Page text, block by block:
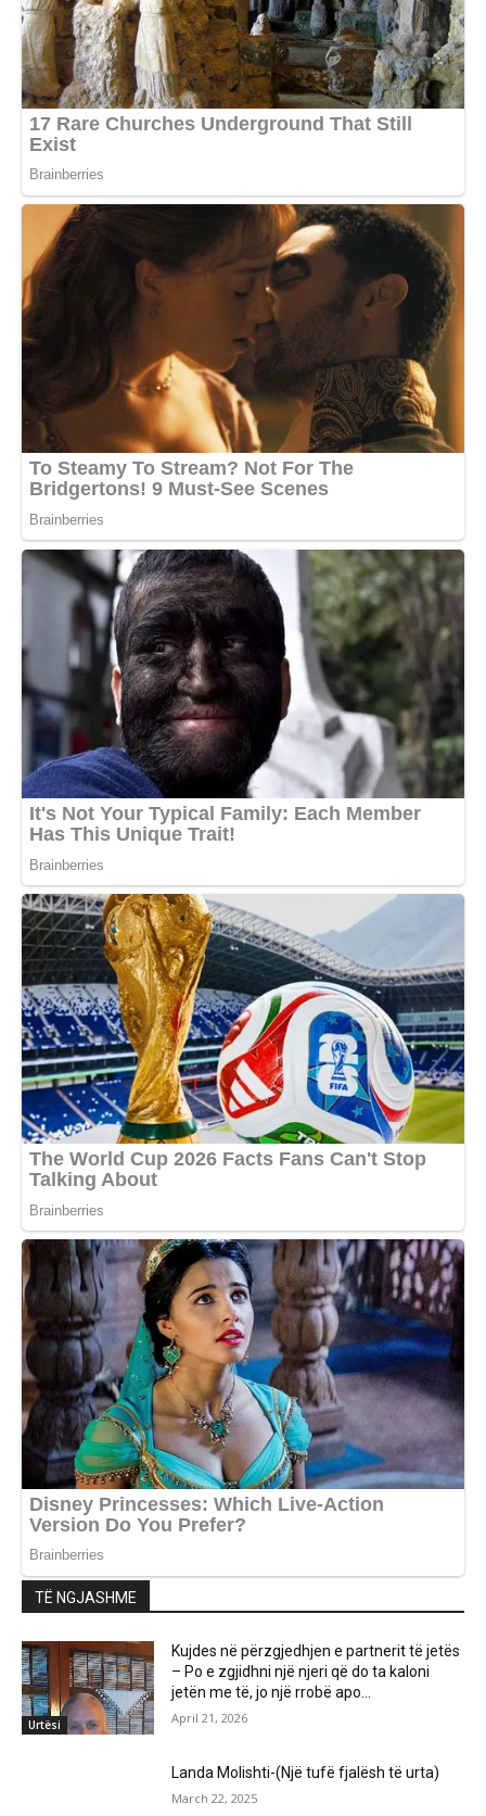
TË NGJASHME
Urtësi
Kujdes në përzgjedhjen e partnerit të jetës
– Po e zgjidhni një njeri që do ta kaloni
jetën me të, jo një rrobë apo...
April 21, 2026
Landa Molishti-(Një tufë fjalësh të urta)
March 22, 2025